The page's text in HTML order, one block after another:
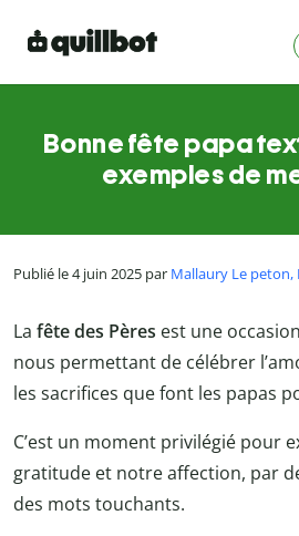
Bonne fête papa
exemples de
Publié le 4 juin 2025 par Mallaury Le peton,
La fête des Pères est une
nous permettant de célébrer
les sacrifices que font les papas
C’est un moment privilégié pour
gratitude et notre affection, par
des mots touchants.